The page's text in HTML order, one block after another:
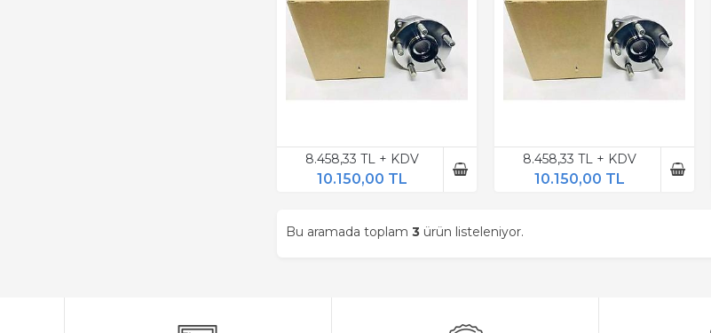
8.458,33 TL + KDV
10.150,00 TL
8.458,33 TL + KDV
10.150,00 TL
Bu aramada toplam 3 ürün listeleniyor.